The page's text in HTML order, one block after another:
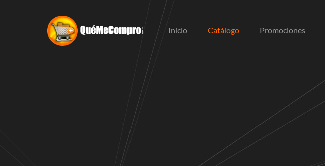
Inicio Catálogo Promociones